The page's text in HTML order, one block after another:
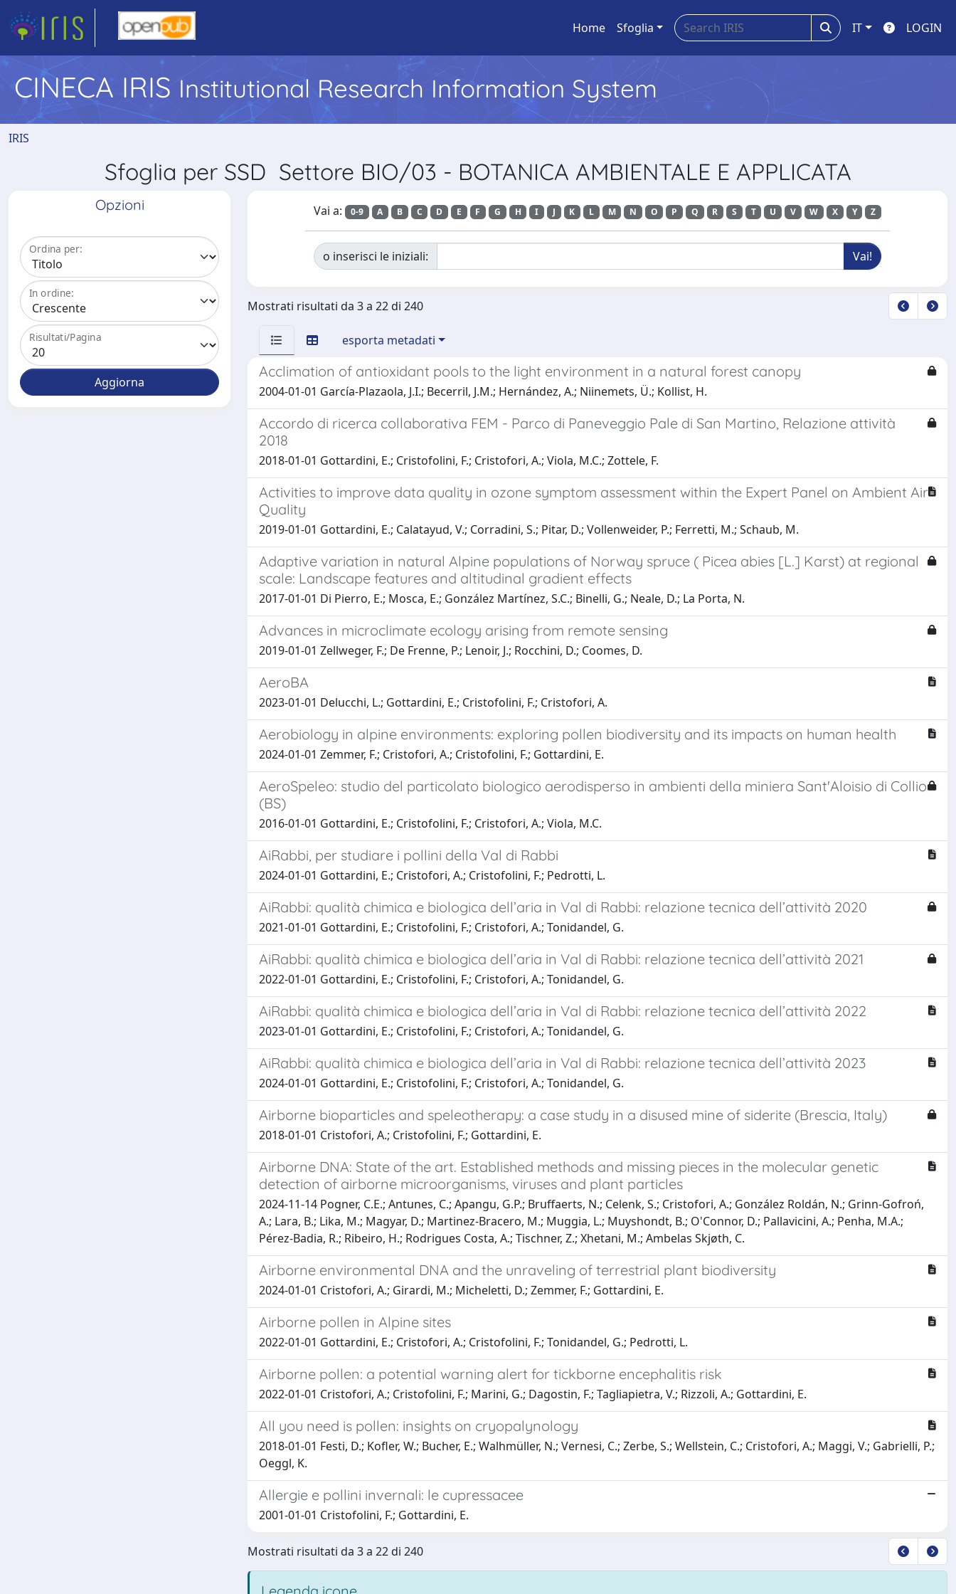
Home Sfoglia IT LOGIN
CINECA IRIS Institutional Research Information System
IRIS
Sfoglia per SSD Settore BIO/03 - BOTANICA AMBIENTALE E APPLICATA
Opzioni
Ordina per:
In ordine:
Risultati/Pagina
Vai a: 0-9 A B C D E F G H I J K L M N O P Q R S T U V W X Y Z
o inserisci le iniziali:
Mostrati risultati da 3 a 22 di 240
esporta metadati
Acclimation of antioxidant pools to the light environment in a natural forest canopy
2004-01-01 García-Plazaola, J.I.; Becerril, J.M.; Hernández, A.; Niinemets, Ü.; Kollist, H.
Accordo di ricerca collaborativa FEM - Parco di Paneveggio Pale di San Martino, Relazione attività
2018
2018-01-01 Gottardini, E.; Cristofolini, F.; Cristofori, A.; Viola, M.C.; Zottele, F.
Activities to improve data quality in ozone symptom assessment within the Expert Panel on Ambient Air
Quality
2019-01-01 Gottardini, E.; Calatayud, V.; Corradini, S.; Pitar, D.; Vollenweider, P.; Ferretti, M.; Schaub, M.
Adaptive variation in natural Alpine populations of Norway spruce ( Picea abies [L.] Karst) at regional
scale: Landscape features and altitudinal gradient effects
2017-01-01 Di Pierro, E.; Mosca, E.; González Martínez, S.C.; Binelli, G.; Neale, D.; La Porta, N.
Advances in microclimate ecology arising from remote sensing
2019-01-01 Zellweger, F.; De Frenne, P.; Lenoir, J.; Rocchini, D.; Coomes, D.
AeroBA
2023-01-01 Delucchi, L.; Gottardini, E.; Cristofolini, F.; Cristofori, A.
Aerobiology in alpine environments: exploring pollen biodiversity and its impacts on human health
2024-01-01 Zemmer, F.; Cristofori, A.; Cristofolini, F.; Gottardini, E.
AeroSpeleo: studio del particolato biologico aerodisperso in ambienti della miniera Sant'Aloisio di Collio
(BS)
2016-01-01 Gottardini, E.; Cristofolini, F.; Cristofori, A.; Viola, M.C.
AiRabbi, per studiare i pollini della Val di Rabbi
2024-01-01 Gottardini, E.; Cristofori, A.; Cristofolini, F.; Pedrotti, L.
AiRabbi: qualità chimica e biologica dell’aria in Val di Rabbi: relazione tecnica dell’attività 2020
2021-01-01 Gottardini, E.; Cristofolini, F.; Cristofori, A.; Tonidandel, G.
AiRabbi: qualità chimica e biologica dell’aria in Val di Rabbi: relazione tecnica dell’attività 2021
2022-01-01 Gottardini, E.; Cristofolini, F.; Cristofori, A.; Tonidandel, G.
AiRabbi: qualità chimica e biologica dell’aria in Val di Rabbi: relazione tecnica dell’attività 2022
2023-01-01 Gottardini, E.; Cristofolini, F.; Cristofori, A.; Tonidandel, G.
AiRabbi: qualità chimica e biologica dell’aria in Val di Rabbi: relazione tecnica dell’attività 2023
2024-01-01 Gottardini, E.; Cristofolini, F.; Cristofori, A.; Tonidandel, G.
Airborne bioparticles and speleotherapy: a case study in a disused mine of siderite (Brescia, Italy)
2018-01-01 Cristofori, A.; Cristofolini, F.; Gottardini, E.
Airborne DNA: State of the art. Established methods and missing pieces in the molecular genetic
detection of airborne microorganisms, viruses and plant particles
2024-11-14 Pogner, C.E.; Antunes, C.; Apangu, G.P.; Bruffaerts, N.; Celenk, S.; Cristofori, A.; González Roldán, N.; Grinn-Gofroń,
A.; Lara, B.; Lika, M.; Magyar, D.; Martinez-Bracero, M.; Muggia, L.; Muyshondt, B.; O'Connor, D.; Pallavicini, A.; Penha, M.A.;
Pérez-Badia, R.; Ribeiro, H.; Rodrigues Costa, A.; Tischner, Z.; Xhetani, M.; Ambelas Skjøth, C.
Airborne environmental DNA and the unraveling of terrestrial plant biodiversity
2024-01-01 Cristofori, A.; Girardi, M.; Micheletti, D.; Zemmer, F.; Gottardini, E.
Airborne pollen in Alpine sites
2022-01-01 Gottardini, E.; Cristofori, A.; Cristofolini, F.; Tonidandel, G.; Pedrotti, L.
Airborne pollen: a potential warning alert for tickborne encephalitis risk
2022-01-01 Cristofori, A.; Cristofolini, F.; Marini, G.; Dagostin, F.; Tagliapietra, V.; Rizzoli, A.; Gottardini, E.
All you need is pollen: insights on cryopalynology
2018-01-01 Festi, D.; Kofler, W.; Bucher, E.; Walhmüller, N.; Vernesi, C.; Zerbe, S.; Wellstein, C.; Cristofori, A.; Maggi, V.; Gabrielli, P.;
Oeggl, K.
Allergie e pollini invernali: le cupressacee
2001-01-01 Cristofolini, F.; Gottardini, E.
Mostrati risultati da 3 a 22 di 240